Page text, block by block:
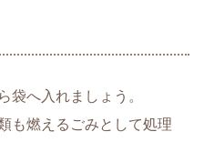
袋へ入れましょう。
も燃えるごみとして処理